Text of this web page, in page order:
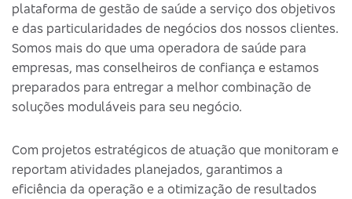
plataforma de gestão de saúde a serviço dos objetivos
e das particularidades de negócios dos nossos clientes.
Somos mais do que uma operadora de saúde para
empresas, mas conselheiros de confiança e estamos
preparados para entregar a melhor combinação de
soluções moduláveis para seu negócio.
Com projetos estratégicos de atuação que monitoram e
reportam atividades planejados, garantimos a
eficiência da operação e a otimização de resultados